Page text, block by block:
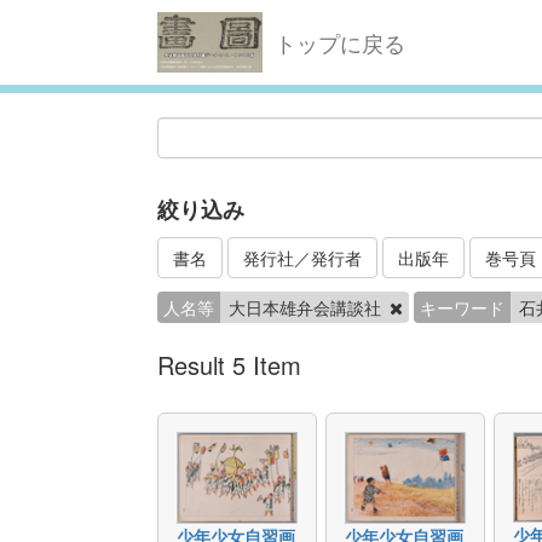
トップに戻る
絞り込み
書名 発行社／発行者 出版年 巻号頁
人名等 大日本雄弁会講談社 キーワード 石
Result 5 Item
少年少女自習画
少年少女自習画
少